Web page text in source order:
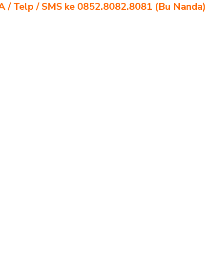
/ Telp / SMS ke 0852.8082.8081 (Bu Nanda)